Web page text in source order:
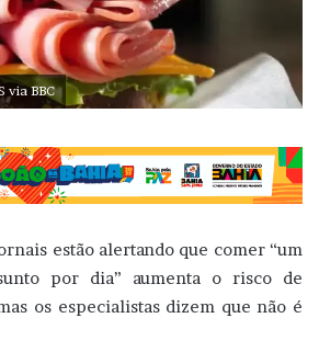
via BBC
estão alertando que comer “um
por dia” aumenta o risco de
os especialistas dizem que não é